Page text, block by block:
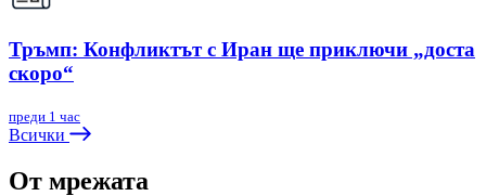
Тръмп: Конфликтът с Иран ще приключи „доста
скоро“
преди 1 час
Всички
От мрежата